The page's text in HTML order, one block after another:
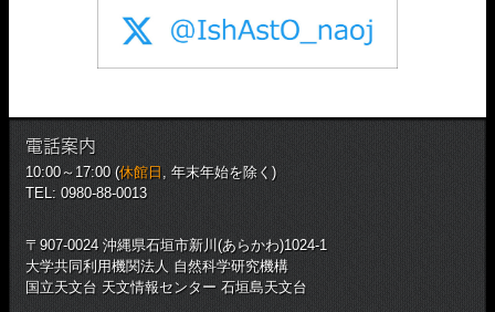
電話案内
10:00～17:00 (休館日 , 年末年始を除く)
TEL: 0980-88-0013
〒907-0024 沖縄県石垣市新川(あらかわ)1024-1
大学共同利用機関法人 自然科学研究機構
国立天文台 天文情報センター 石垣島天文台